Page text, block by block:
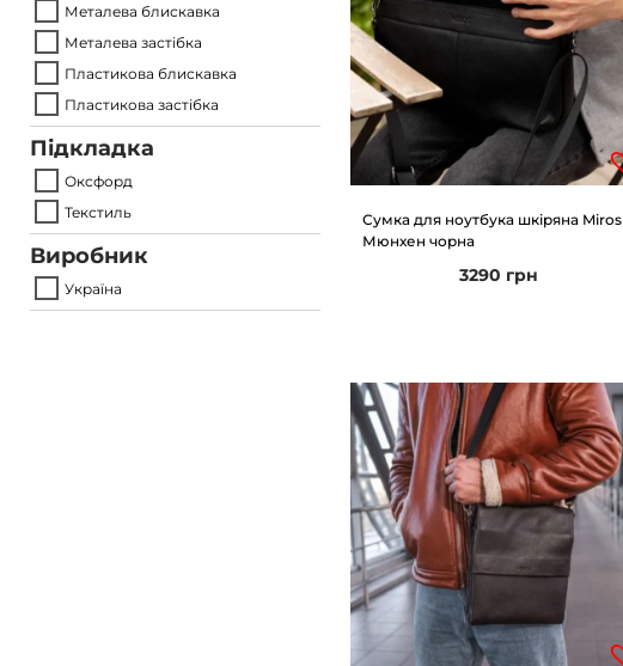
Сумка для ноутбука шкіряна Miros
Мюнхен чорна
3290 грн
Металева блискавка
Металева застібка
Пластикова блискавка
Пластикова застібка
Підкладка
Оксфорд
Текстиль
Виробник
Україна